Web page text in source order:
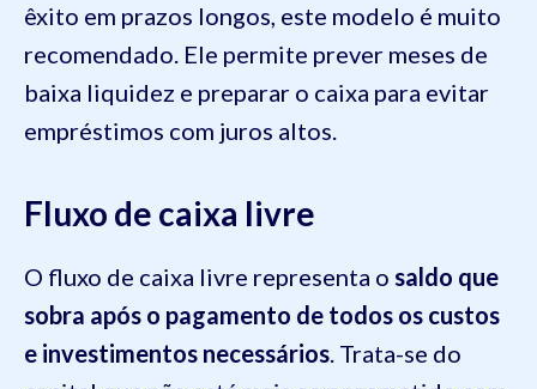
êxito em prazos longos, este modelo é muito
recomendado. Ele permite prever meses de
baixa liquidez e preparar o caixa para evitar
empréstimos com juros altos.
Fluxo de caixa livre
O fluxo de caixa livre representa o saldo que
sobra após o pagamento de todos os custos
e investimentos necessários. Trata-se do